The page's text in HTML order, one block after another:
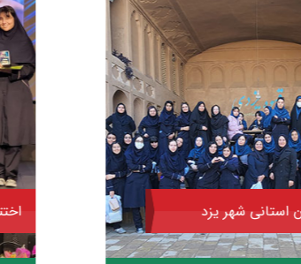
اختتامیه مسابقات پژوهشی سلام
کاپ